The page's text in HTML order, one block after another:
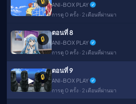
ANI-BOX PLAY
การดู 0 ครั้ง · 2 เดือนที่ผ่านมา
🔒
ตอนที่ 8
ANI-BOX PLAY
การดู 0 ครั้ง · 2 เดือนที่ผ่านมา
▶ 🔒
ตอนที่ 9
ANI-BOX PLAY
การดู 0 ครั้ง · 2 เดือนที่ผ่านมา